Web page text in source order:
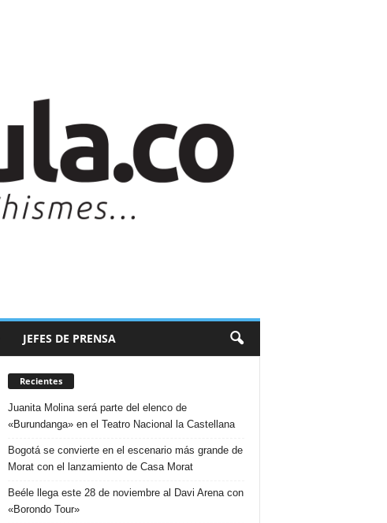
JEFES DE PRENSA
Recientes
Juanita Molina será parte del elenco de
«Burundanga» en el Teatro Nacional la Castellana
Bogotá se convierte en el escenario más grande de
Morat con el lanzamiento de Casa Morat
Beéle llega este 28 de noviembre al Davi Arena con
«Borondo Tour»